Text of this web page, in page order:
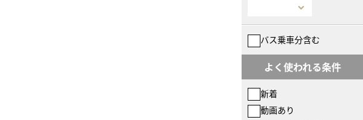
バス乗車分含む
よく使われる条件
新着
動画あり